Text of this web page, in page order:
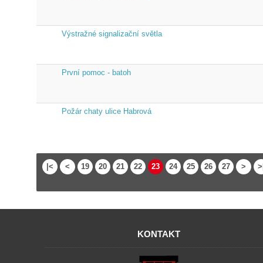
Výstražné signalizační světla
První pomoc - batoh
Požár chaty ulice Habrová
|< < 19 20 21 22 23 24 25 26 27 > >|
KONTAKT